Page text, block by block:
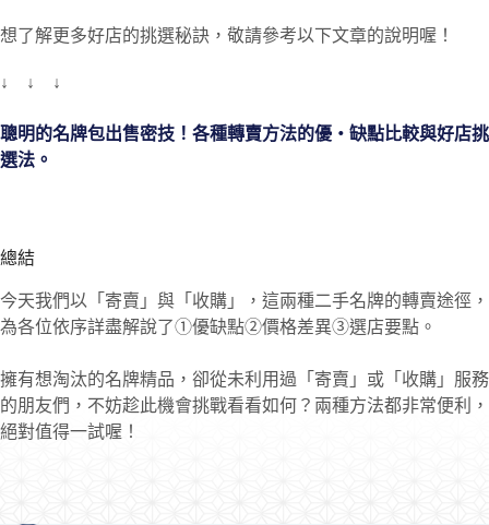
想了解更多好店的挑選秘訣，敬請參考以下文章的說明喔！
↓ ↓ ↓
聰明的名牌包出售密技！各種轉賣方法的優・缺點比較與好店挑
選法。
總結
今天我們以「寄賣」與「收購」，這兩種二手名牌的轉賣途徑，
為各位依序詳盡解說了①優缺點②價格差異③選店要點。
擁有想淘汰的名牌精品，卻從未利用過「寄賣」或「收購」服務
的朋友們，不妨趁此機會挑戰看看如何？兩種方法都非常便利，
絕對值得一試喔！